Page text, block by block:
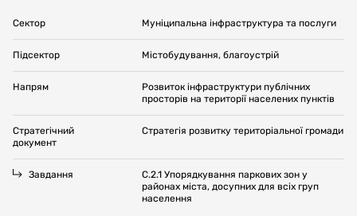
Сектор Муніципальна інфраструктура та послуги
Підсектор Містобудування, благоустрій
Напрям
Розвиток інфраструктури публічних
просторів на території населених пунктів
Стратегічний
документ
Стратегія розвитку територіальної громади
Завдання
С.2.1 Упорядкування паркових зон у
районах міста, досупних для всіх груп
населення